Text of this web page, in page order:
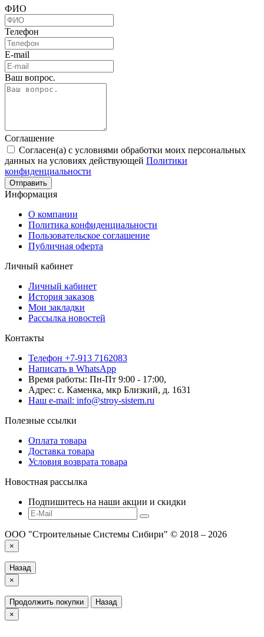
ФИО
Телефон
E-mail
Ваш вопрос.
Соглашение
Согласен(а) с условиями обработки моих персональных
данных на условиях действующей Политики
конфиденциальности
Отправить
Информация
О компании
Политика конфиденциальности
Пользовательское соглашение
Публичная оферта
Личный кабинет
Личный кабинет
История заказов
Мои закладки
Рассылка новостей
Контакты
Телефон +7-913 7162083
Написать в WhatsApp
Время работы: Пн-Пт 9:00 - 17:00,
Адрес: с. Каменка, мкр Близкий, д. 1631
Наш e-mail: info@stroy-sistem.ru
Полезные ссылки
Оплата товара
Доставка товара
Условия возврата товара
Новостная рассылка
Подпишитесь на наши акции и скидки
ООО "Строительные Системы Сибири" © 2018 – 2026
×
Назад
×
Продолжить покупки
Назад
×